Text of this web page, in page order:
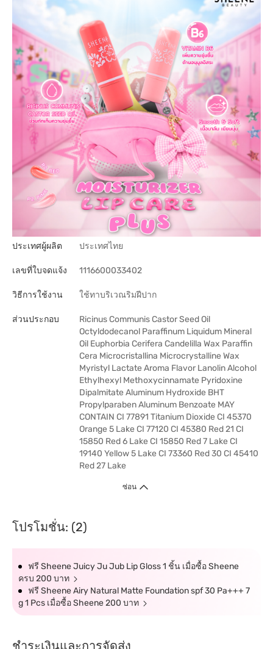
ประเทศผู้ผลิต ประเทศไทย
เลขที่ใบจดแจ้ง 1116600033402
วิธีการใช้งาน ใช้ทาบริเวณริมฝีปาก
ส่วนประกอบ
Ricinus Communis Castor Seed Oil
Octyldodecanol Paraffinum Liquidum Mineral
Oil Euphorbia Cerifera Candelilla Wax Paraffin
Cera Microcristallina Microcrystalline Wax
Myristyl Lactate Aroma Flavor Lanolin Alcohol
Ethylhexyl Methoxycinnamate Pyridoxine
Dipalmitate Aluminum Hydroxide BHT
Propylparaben Aluminum Benzoate MAY
CONTAIN CI 77891 Titanium Dioxide CI 45370
Orange 5 Lake CI 77120 CI 45380 Red 21 CI
15850 Red 6 Lake CI 15850 Red 7 Lake CI
19140 Yellow 5 Lake CI 73360 Red 30 CI 45410
Red 27 Lake
ซ่อน
โปรโมชั่น: (2)
ฟรี Sheene Juicy Ju Jub Lip Gloss 1 ชิ้น เมื่อซื้อ Sheene
ครบ 200 บาท
ฟรี Sheene Airy Natural Matte Foundation spf 30 Pa+++ 7
g 1 Pcs เมื่อซื้อ Sheene 200 บาท
ชำระเงินและการจัดส่ง